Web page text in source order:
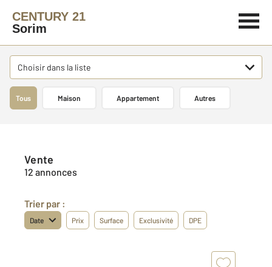
CENTURY 21
Sorim
Choisir dans la liste
Tous Maison Appartement Autres
Vente
12 annonces
Trier par :
Date Prix Surface Exclusivité DPE